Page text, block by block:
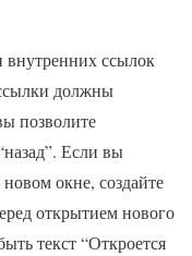
ссылок
должны
позволите
Если вы
окне, создайте
открытием нового
текст “Откроется